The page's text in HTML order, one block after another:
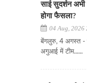
साई सुदर्शन
होगा फैसला?
04 Aug, 2026
बेंगलुरु, 4 अगस्त -
अगुआई में टीम......